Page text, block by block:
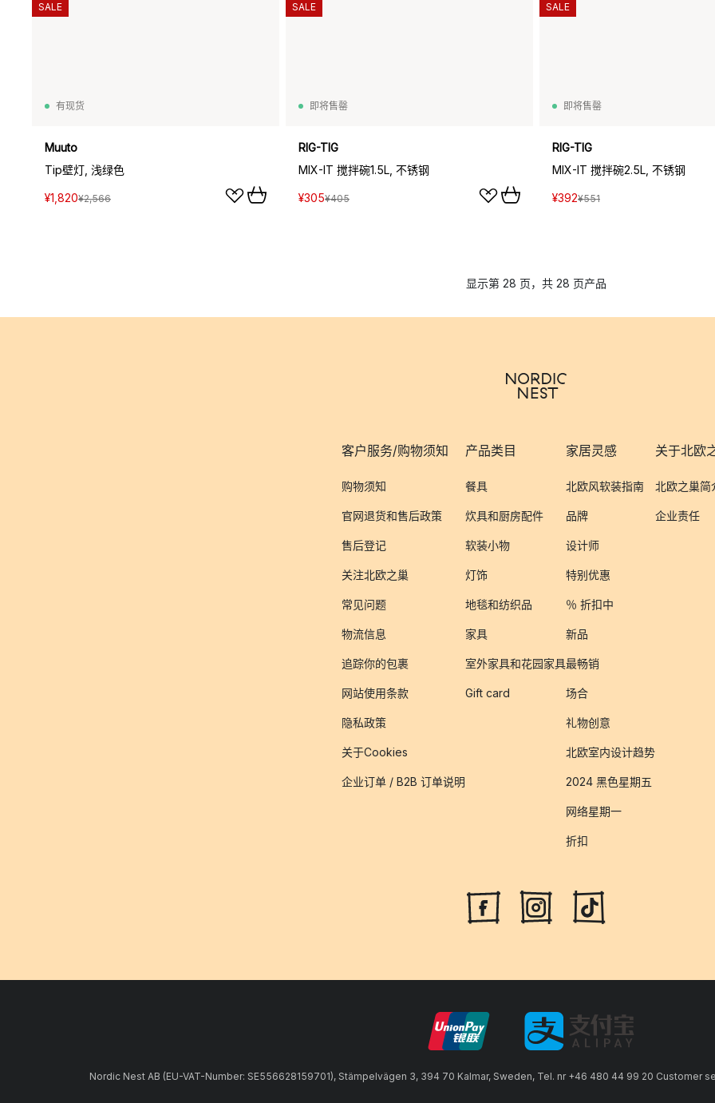
有现货
Muuto
Tip壁灯, 浅绿色
¥1,820¥2,566
SALE
即将售罄
RIG-TIG
MIX-IT 搅拌碗1.5L, 不锈钢
¥305¥405
SALE
即将售罄
RIG-TIG
MIX-IT 搅拌碗2.5L, 不锈钢
¥392¥551
SALE
显示第 28 页，共 28 页产品
客户服务/购物须知
购物须知
官网退货和售后政策
售后登记
关注北欧之巢
常见问题
物流信息
追踪你的包裹
网站使用条款
隐私政策
关于Cookies
企业订单 / B2B 订单说明
产品类目
餐具
炊具和厨房配件
软装小物
灯饰
地毯和纺织品
家具
室外家具和花园家具
Gift card
家居灵感
北欧风软装指南
品牌
设计师
特别优惠
％ 折扣中
新品
最畅销
场合
礼物创意
北欧室内设计趋势
2024 黑色星期五
网络星期一
折扣
关于北欧
北欧之巢简
企业责任
Nordic Nest AB (EU-VAT-Number: SE556628159701), Stämpelvägen 3, 394 70 Kalmar, Sweden, Tel. nr +46 480 44 99 20 Customer